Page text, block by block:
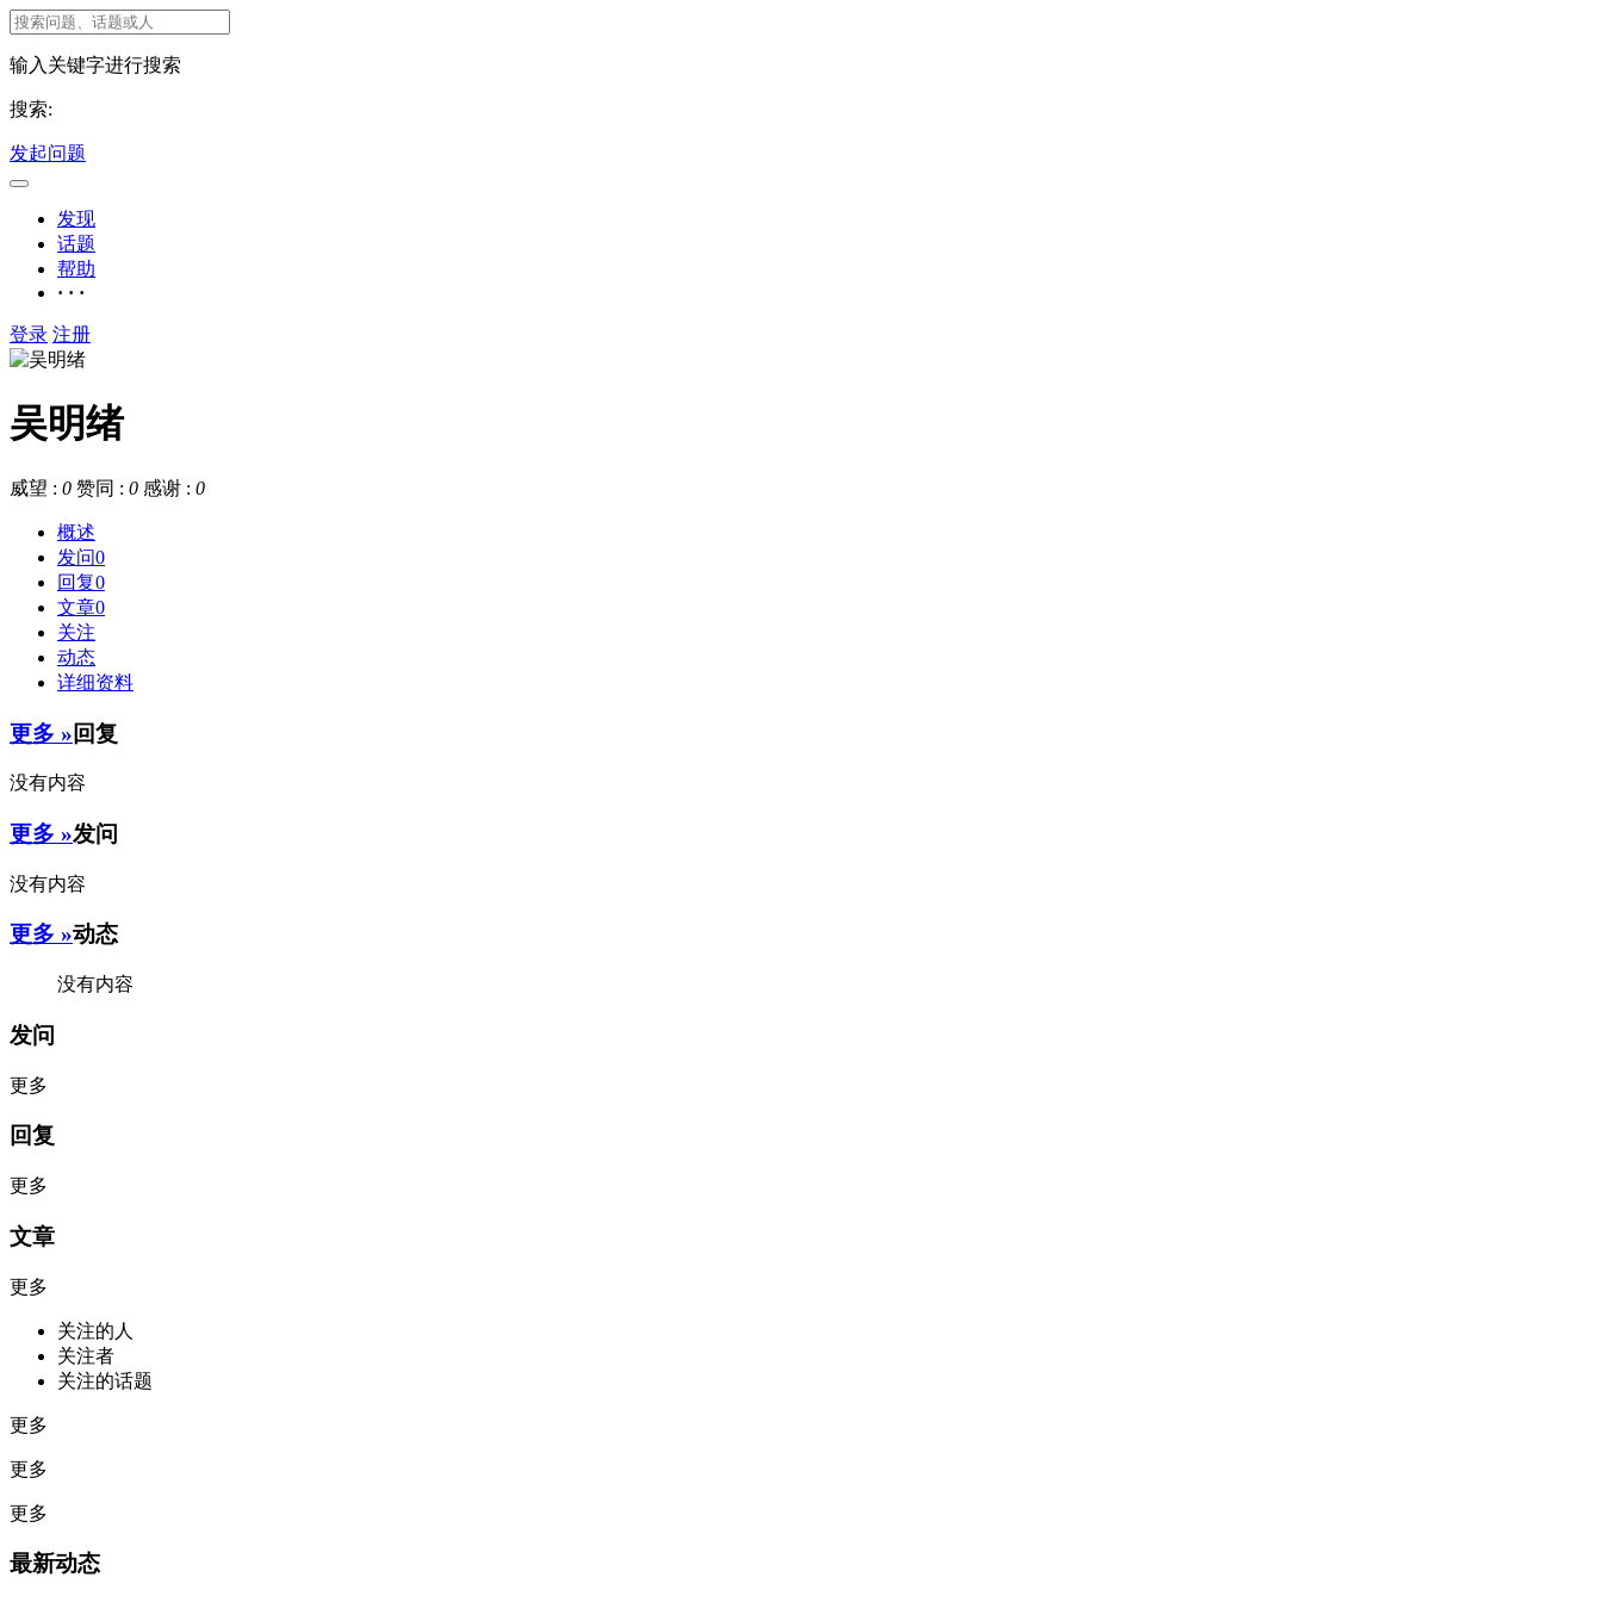
输入关键字进行搜索
搜索:
发起问题
发现
话题
帮助
· · ·
登录 注册
吴明绪
威望 : 0 赞同 : 0 感谢 : 0
概述
发问0
回复0
文章0
关注
动态
详细资料
更多 »回复
没有内容
更多 »发问
没有内容
更多 »动态
没有内容
发问
更多
回复
更多
文章
更多
关注的人
关注者
关注的话题
更多
更多
更多
最新动态